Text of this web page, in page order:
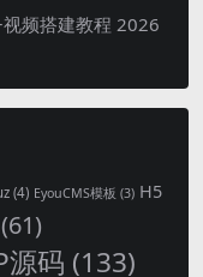
频搭建教程 2026
(4) EyouCMS模板 (3) H5
(61)
源码 (133)